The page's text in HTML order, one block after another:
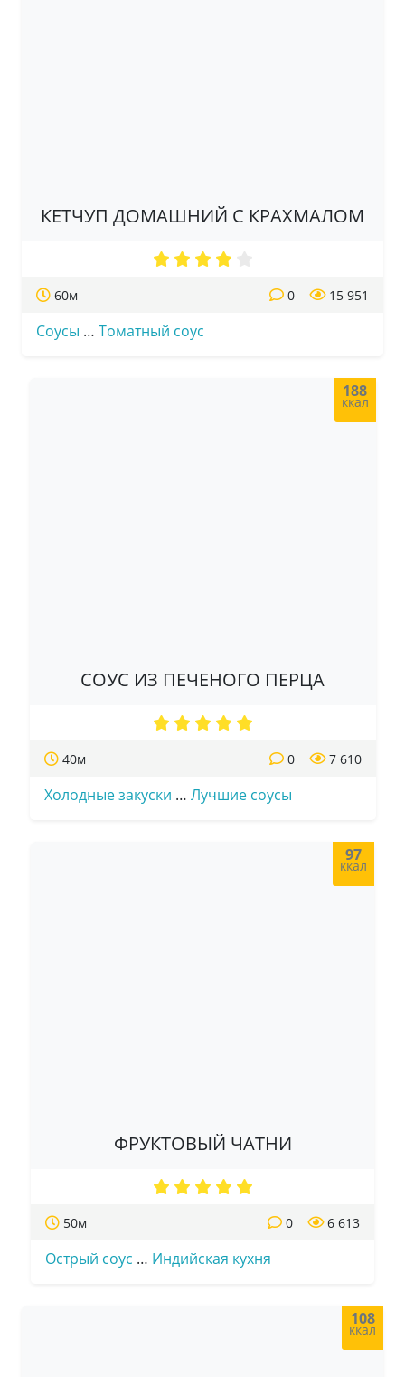
КЕТЧУП ДОМАШНИЙ С КРАХМАЛОМ
60м 15 951
0
Соусы … Томатный соус
188
ккал
СОУС ИЗ ПЕЧЕНОГО ПЕРЦА
40м 7 610
0
Холодные закуски … Лучшие соусы
97
ккал
ФРУКТОВЫЙ ЧАТНИ
50м 6 613
0
Острый соус … Индийская кухня
108
ккал